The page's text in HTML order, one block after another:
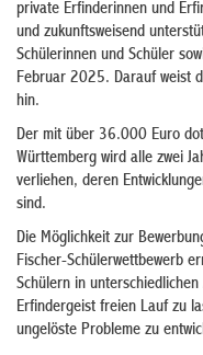
private Erfinderinnen und
und zukunftsweisend
Schülerinnen und Schüler
Februar 2025. Darauf weist
hin.
Der mit über 36.000 Euro
Württemberg wird alle zwei
verliehen, deren
sind.
Die Möglichkeit zur
Fischer-Schülerwettbewerb
Schülern in
Erfindergeist freien Lauf zu
ungelöste Probleme zu